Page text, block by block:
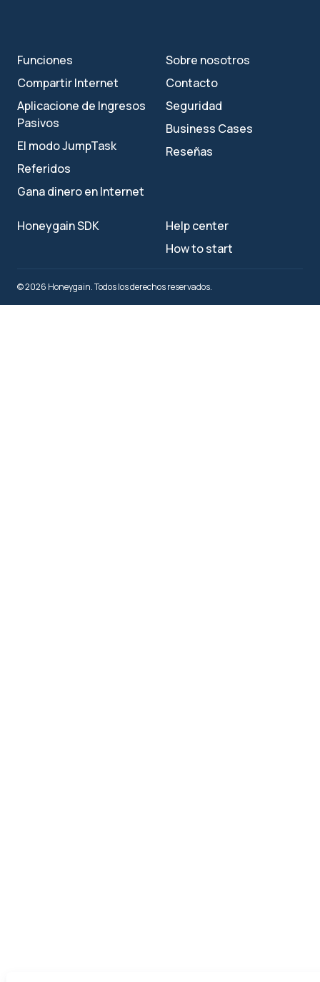
Funciones
Compartir Internet
Aplicacione de Ingresos
Pasivos
El modo JumpTask
Referidos
Gana dinero en Internet
Sobre nosotros
Contacto
Seguridad
Business Cases
Reseñas
Honeygain SDK
Help center
How to start
© 2026 Honeygain. Todos los derechos reservados.